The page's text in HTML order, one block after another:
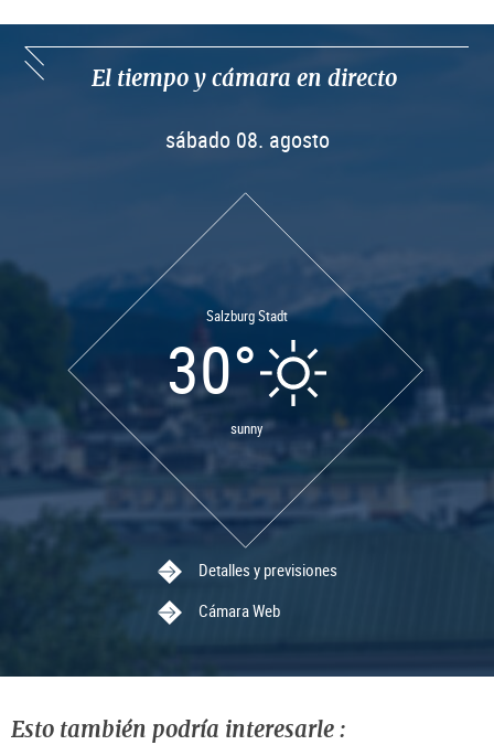
El tiempo y cámara en directo
sábado08. agosto
Salzburg Stadt
30°
sunny
Detalles y previsiones
Cámara Web
Esto también podría interesarle :